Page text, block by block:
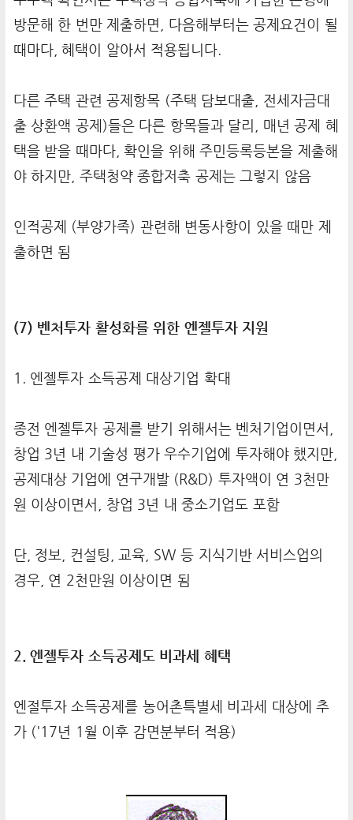
방문해 한 번만 제출하면, 다음해부터는 공제요건이 될
때마다, 혜택이 알아서 적용됩니다.
다른 주택 관련 공제항목 (주택 담보대출, 전세자금대
출 상환액 공제)들은 다른 항목들과 달리, 매년 공제 혜
택을 받을 때마다, 확인을 위해 주민등록등본을 제출해
야 하지만, 주택청약 종합저축 공제는 그렇지 않음
인적공제 (부양가족) 관련해 변동사항이 있을 때만 제
출하면 됨
(7) 벤처투자 활성화를 위한 엔젤투자 지원
1. 엔젤투자 소득공제 대상기업 확대
종전 엔젤투자 공제를 받기 위해서는 벤처기업이면서,
창업 3년 내 기술성 평가 우수기업에 투자해야 했지만,
공제대상 기업에 연구개발 (R&D) 투자액이 연 3천만
원 이상이면서, 창업 3년 내 중소기업도 포함
단, 정보, 컨설팅, 교육, SW 등 지식기반 서비스업의
경우, 연 2천만원 이상이면 됨
2. 엔젤투자 소득공제도 비과세 혜택
엔절투자 소득공제를 농어촌특별세 비과세 대상에 추
가 ('17년 1월 이후 감면분부터 적용)